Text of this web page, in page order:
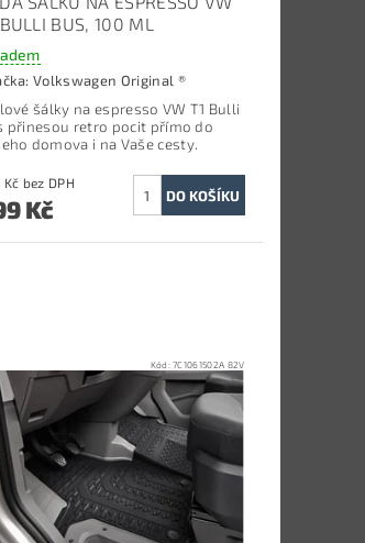
BUS, 100 ML
Volkswagen Original ®
šálky na espresso VW T1 Bulli
přinesou retro pocit přímo do
domova i na Vaše cesty.
743 Kč bez DPH
Kč
Kód:7C1061502A 82V